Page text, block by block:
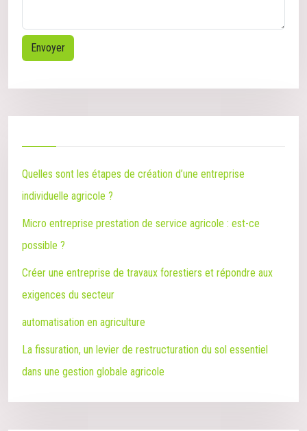
Quelles sont les étapes de création d’une entreprise
individuelle agricole ?
Micro entreprise prestation de service agricole : est-ce
possible ?
Créer une entreprise de travaux forestiers et répondre aux
exigences du secteur
automatisation en agriculture
La fissuration, un levier de restructuration du sol essentiel
dans une gestion globale agricole